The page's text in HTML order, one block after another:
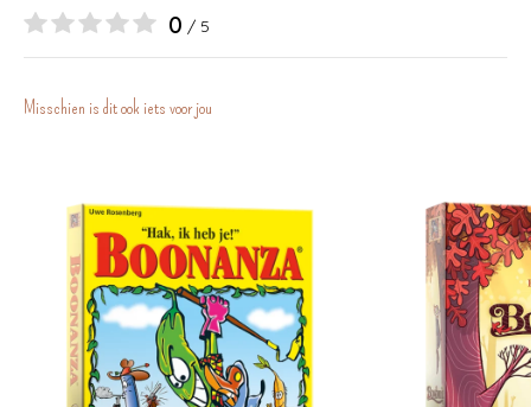
0 / 5
Misschien is dit ook iets voor jou